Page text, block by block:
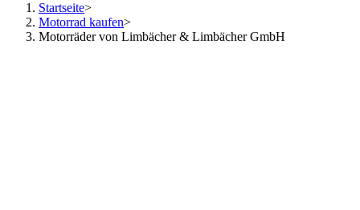
Startseite>
Motorrad kaufen>
Motorräder von Limbächer & Limbächer GmbH